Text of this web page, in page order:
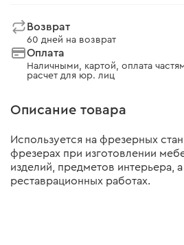
Возврат
60 дней на возврат
Оплата
Наличными, картой, оплата
расчет для юр. лиц
Описание товара
Используется на фрезерных
фрезерах при изготовлении
изделий, предметов интерьера,
реставрационных работах.